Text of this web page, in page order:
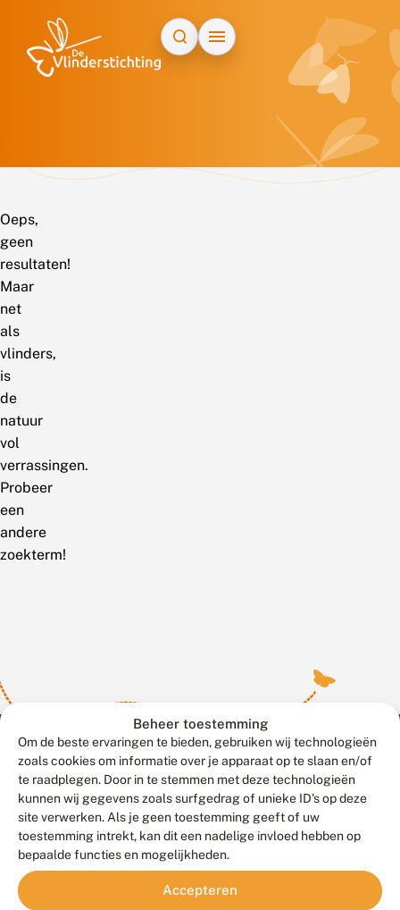
Beheer toestemming
Om de beste ervaringen te bieden, gebruiken wij technologieën
zoals cookies om informatie over je apparaat op te slaan en/of
te raadplegen. Door in te stemmen met deze technologieën
kunnen wij gegevens zoals surfgedrag of unieke ID's op deze
site verwerken. Als je geen toestemming geeft of uw
toestemming intrekt, kan dit een nadelige invloed hebben op
bepaalde functies en mogelijkheden.
Accepteren
Oeps,
geen
resultaten!
Maar
net
als
vlinders,
is
de
natuur
vol
verrassingen.
Probeer
een
andere
zoekterm!
Contact
Veelgestelde vragen
Meld waarnemingen© 2026 Vlinderstichting
Duurzaam ontwikkeld door
Go2People
, ontworpen door
Blue Field Agency
Privacy
Disclaimer
Sitemap